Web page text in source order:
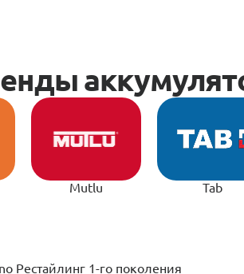
Mutlu Tab
Рестайлинг 1-го поколения